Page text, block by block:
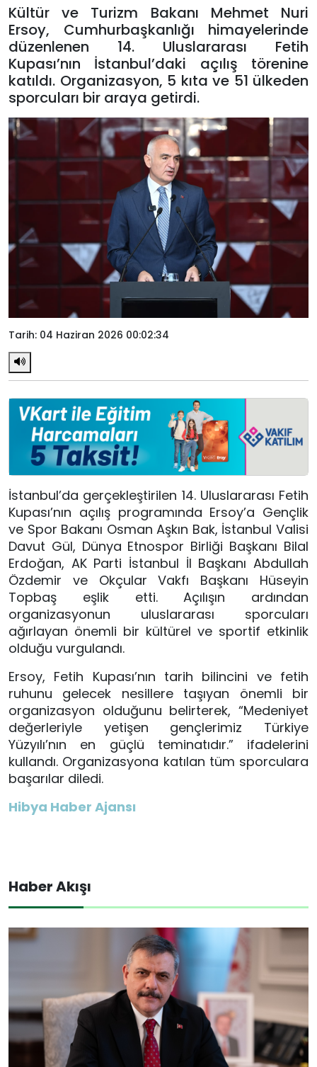
Kültür ve Turizm Bakanı Mehmet Nuri
Ersoy, Cumhurbaşkanlığı himayelerinde
düzenlenen 14. Uluslararası Fetih
Kupası’nın İstanbul’daki açılış törenine
katıldı. Organizasyon, 5 kıta ve 51 ülkeden
sporcuları bir araya getirdi.
Tarih: 04 Haziran 2026 00:02:34
İstanbul’da gerçekleştirilen 14. Uluslararası Fetih
Kupası’nın açılış programında Ersoy’a Gençlik
ve Spor Bakanı Osman Aşkın Bak, İstanbul Valisi
Davut Gül, Dünya Etnospor Birliği Başkanı Bilal
Erdoğan, AK Parti İstanbul İl Başkanı Abdullah
Özdemir ve Okçular Vakfı Başkanı Hüseyin
Topbaş eşlik etti. Açılışın ardından
organizasyonun uluslararası sporcuları
ağırlayan önemli bir kültürel ve sportif etkinlik
olduğu vurgulandı.
Ersoy, Fetih Kupası’nın tarih bilincini ve fetih
ruhunu gelecek nesillere taşıyan önemli bir
organizasyon olduğunu belirterek, “Medeniyet
değerleriyle yetişen gençlerimiz Türkiye
Yüzyılı’nın en güçlü teminatıdır.” ifadelerini
kullandı. Organizasyona katılan tüm sporculara
başarılar diledi.
Hibya Haber Ajansı
Haber Akışı